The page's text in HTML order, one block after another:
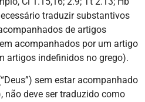
traduzir substantivos
de artigos
acompanhados por um artigo
artigos indefinidos no grego).
sem estar acompanhado
não deve ser traduzido como